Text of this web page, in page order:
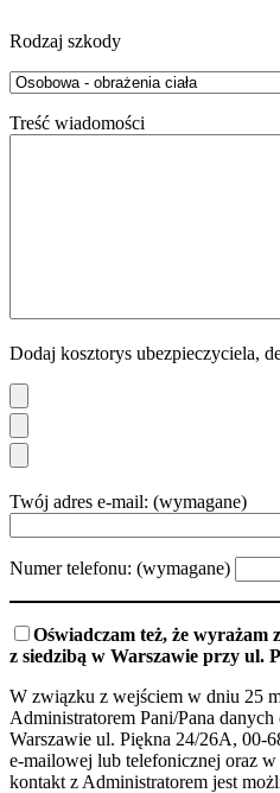
Rodzaj szkody
Treść wiadomości
Dodaj kosztorys ubezpieczyciela,
Twój adres e-mail: (wymagane)
Numer telefonu: (wymagane)
Oświadczam też, że wyrażam
z siedzibą w Warszawie przy ul.
W związku z wejściem w dniu 25
Administratorem Pani/Pana
Warszawie ul. Piękna 24/26A, 00-
e-mailowej lub telefonicznej oraz
kontakt z Administratorem jest